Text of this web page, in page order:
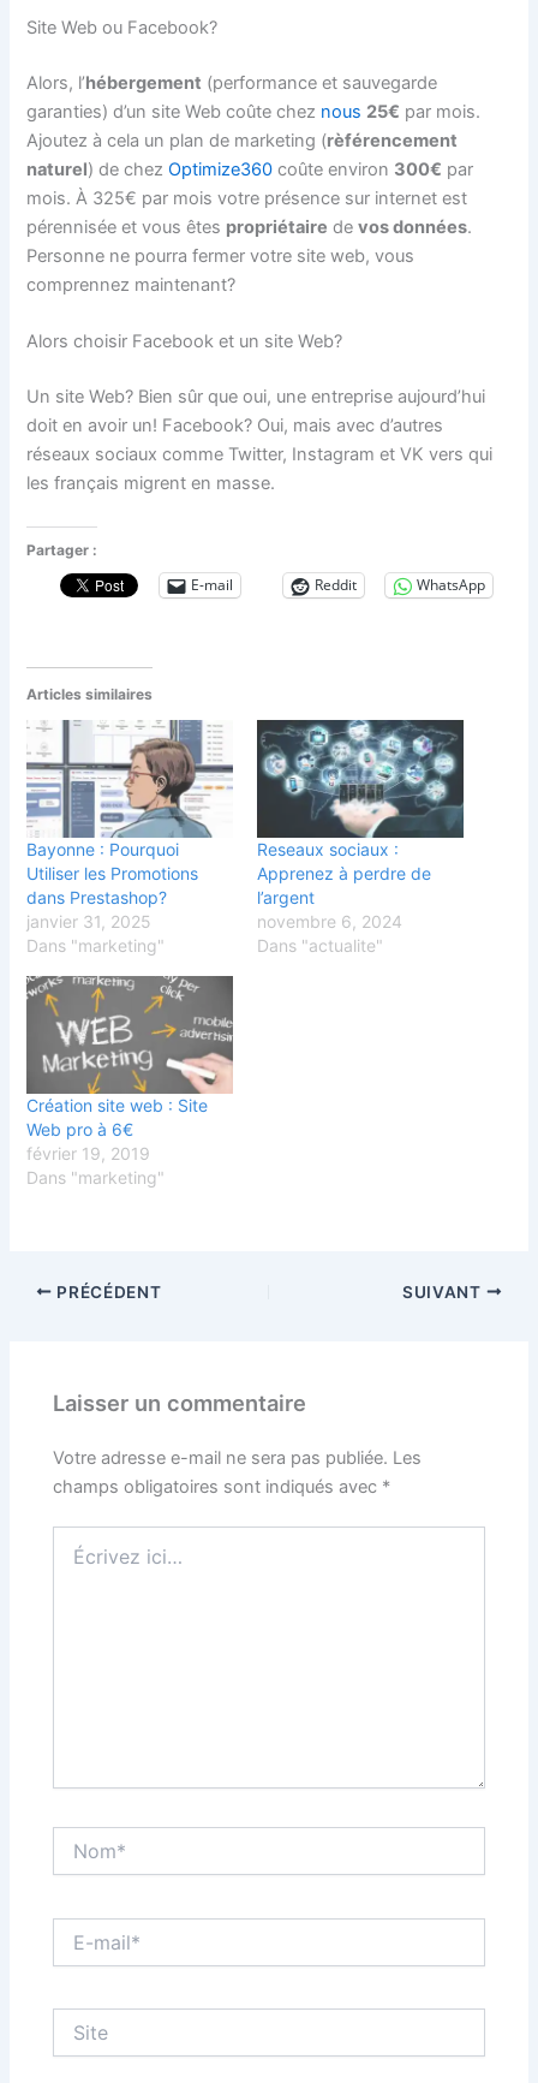
Site Web ou Facebook?
Alors, l’hébergement (performance et sauvegarde
garanties) d’un site Web coûte chez nous 25€ par mois.
Ajoutez à cela un plan de marketing (rèférencement
naturel) de chezOptimize360 coûte environ 300€ par
mois. À 325€ par mois votre présence sur internet est
pérennisée et vous êtes propriétaire devos données.
Personne ne pourra fermer votre site web, vous
comprennez maintenant?
Alors choisir Facebook et un site Web?
Un site Web? Bien sûr que oui, une entreprise aujourd’hui
doit en avoir un! Facebook? Oui, mais avec d’autres
réseaux sociaux comme Twitter, Instagram et VK vers qui
les français migrent en masse.
Partager :
E-mail Reddit WhatsApp
Articles similaires
Bayonne : Pourquoi
Utiliser les Promotions
dans Prestashop?
janvier 31, 2025
Dans "marketing"
Reseaux sociaux :
Apprenez à perdre de
l’argent
novembre 6, 2024
Dans "actualite"
Création site web : Site
Web pro à 6€
février 19, 2019
Dans "marketing"
PRÉCÉDENT SUIVANT
Laisser un commentaire
Votre adresse e-mail ne sera pas publiée. Les
champs obligatoires sont indiqués avec *
ici…
mail*